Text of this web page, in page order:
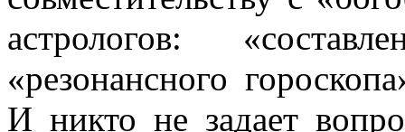
астрологов:
«резонансного
И никто не задает